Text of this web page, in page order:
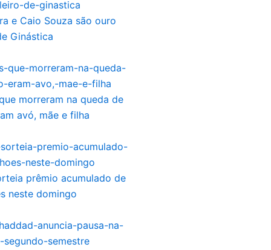
e Caio Souza são ouro
Ginástica
morreram na queda de
avó, mãe e filha
prêmio acumulado de
neste domingo